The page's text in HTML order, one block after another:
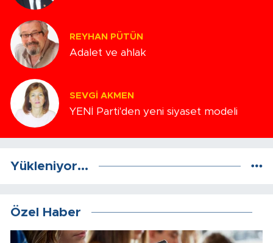
REYHAN PÜTÜN
Adalet ve ahlak
SEVGI AKMEN
YENİ Parti'den yeni siyaset modeli
Yükleniyor...
Özel Haber